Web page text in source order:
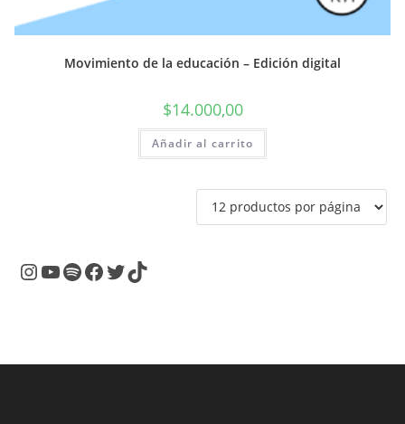
Movimiento de la educación – Edición digital
$14.000,00
Añadir al carrito
Instagram
YouTube
SpotifyFacebook
Twitter
TikTok